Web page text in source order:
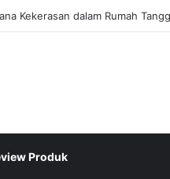
Kejahatan Siber di Indonesia
Produk